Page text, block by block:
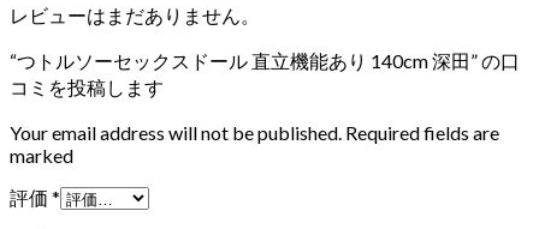
レビューはまだありません。
“つトルソーセックスドール 直立機能あり 140cm 深田” の口
コミを投稿します
Your email address will not be published. Required fields are
marked
評価 *